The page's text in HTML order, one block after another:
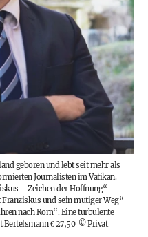
geboren und lebt seit mehr als
Journalisten im Vatikan.
– Zeichen der Hoffnung“
und sein mutiger Weg“
nach Rom“. Eine turbulente
Bertelsmann € 27,50 ©Privat